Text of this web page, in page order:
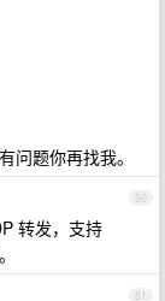
问题你再找我。
50
转发，支持
51